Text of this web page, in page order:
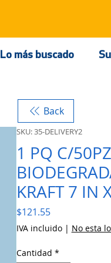
Lo más buscado
Back
SKU: 35-DELIVERY2
1 PQ C/
KRAFT 7 IN
$121.55Precio
IVA incluido| No esta
Cantidad *